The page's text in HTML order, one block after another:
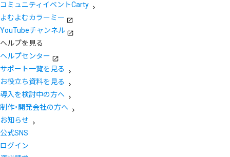
コミュニティイベントCarty
よむよむカラーミー
YouTubeチャンネル
ヘルプを見る
ヘルプセンター
サポート一覧を見る
お役立ち資料を見る
導入を検討中の方へ
制作・開発会社の方へ
お知らせ
公式SNS
ログイン